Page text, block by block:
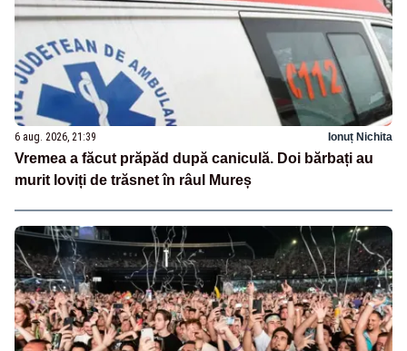
6 aug. 2026, 21:39 Ionuț Nichita
Vremea a făcut prăpăd după caniculă. Doi bărbați au
murit loviți de trăsnet în râul Mureș